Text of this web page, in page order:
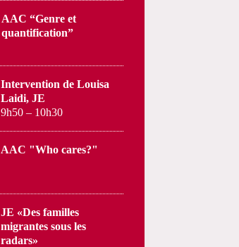
AAC “Genre et
quantification”
Intervention de Louisa
Laidi, JE
9h50 – 10h30
AAC "Who cares?"
JE «Des familles
migrantes sous les
radars»